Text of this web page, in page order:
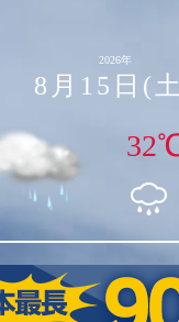
2026年
8月15日(